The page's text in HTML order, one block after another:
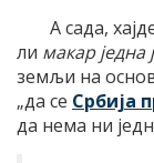
А сада,
ли макар једна
земљи на
„да се Србија
да нема ни